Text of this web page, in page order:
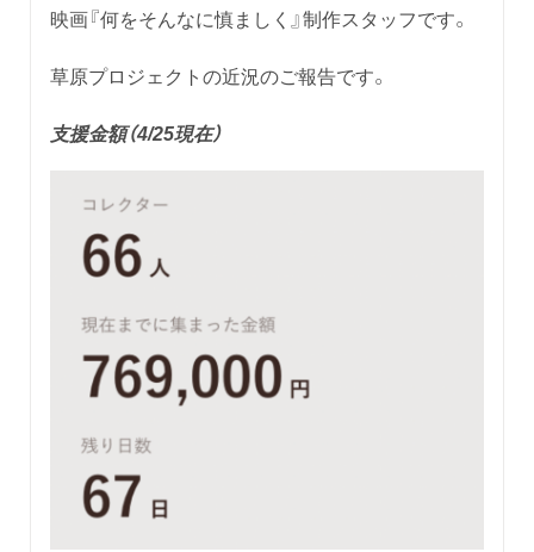
映画『何をそんなに慎ましく』制作スタッフです。
草原プロジェクトの近況のご報告です。
支援金額（4/25現在）